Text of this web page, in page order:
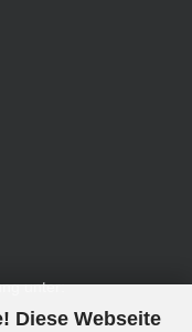
Diese Webseite
unter: